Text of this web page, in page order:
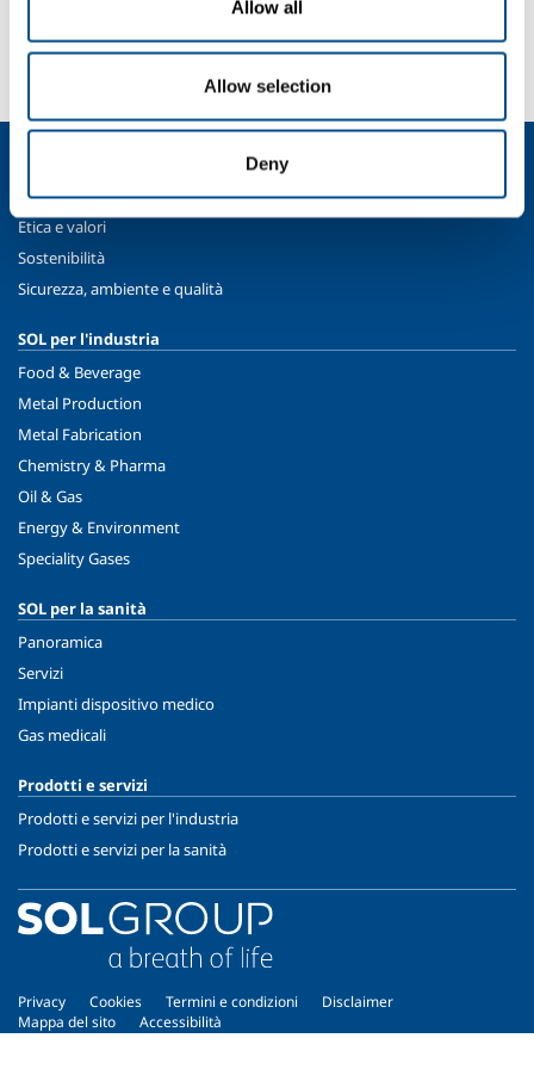
Allow all
Allow selection
Deny
Devi fare una segnalazione? Hai bisogno di
informazioni?
Profilo aziendale
Etica e valori
Sostenibilità
Sicurezza, ambiente e qualità
SOL per l'industria
Food & Beverage
Metal Production
Metal Fabrication
Chemistry & Pharma
Oil & Gas
Energy & Environment
Speciality Gases
SOL per la sanità
Panoramica
Servizi
Impianti dispositivo medico
Gas medicali
Prodotti e servizi
Prodotti e servizi per l'industria
Prodotti e servizi per la sanità
Privacy Cookies Termini e condizioni
Disclaimer
Mappa del sito
Accessibilità